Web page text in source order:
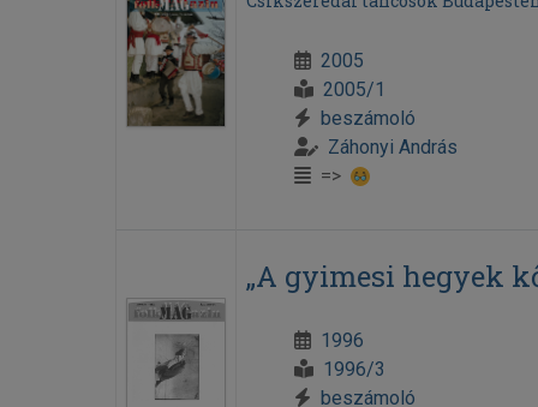
2005
2005/1
beszámoló
Záhonyi András
=>
„A gyimesi hegyek
1996
1996/3
beszámoló